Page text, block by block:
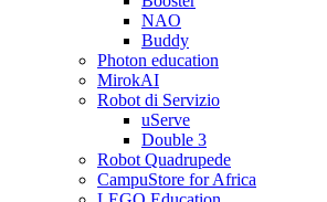
NAO
Buddy
Photon education
MirokAI
Robot di Servizio
uServe
Double 3
Robot Quadrupede
CampuStore for Africa